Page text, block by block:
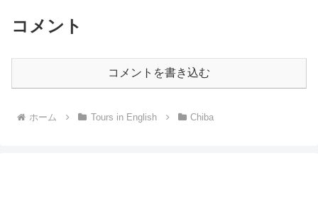
コメント
コメントを書き込む
ホーム Tours in English Chiba